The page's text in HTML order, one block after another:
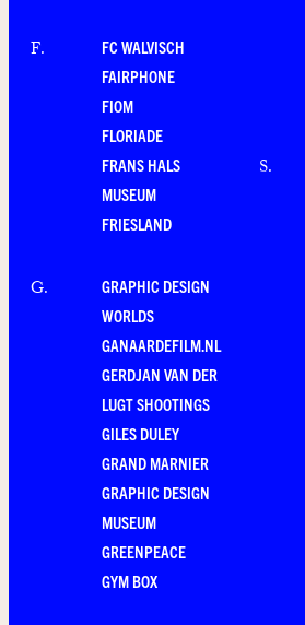
F.
FC WALVISCH
FAIRPHONE
FIOM
FLORIADE
FRANS HALS
MUSEUM
FRIESLAND
G.
GRAPHIC DESIGN
WORLDS
GANAARDEFILM.NL
GERDJAN VAN DER
LUGT SHOOTINGS
GILES DULEY
GRAND MARNIER
GRAPHIC DESIGN
MUSEUM
GREENPEACE
GYM BOX
S.